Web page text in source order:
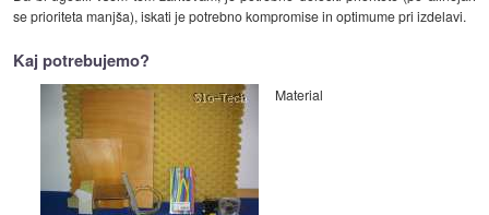
se prioriteta manjša), iskati je potrebno kompromise in optimume pri izdelavi.
Kaj potrebujemo?
Material